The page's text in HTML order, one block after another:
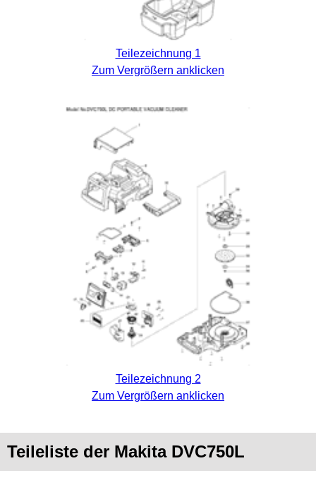
Teilezeichnung 1
Zum Vergrößern anklicken
Teilezeichnung 2
Zum Vergrößern anklicken
Teileliste der Makita DVC750L